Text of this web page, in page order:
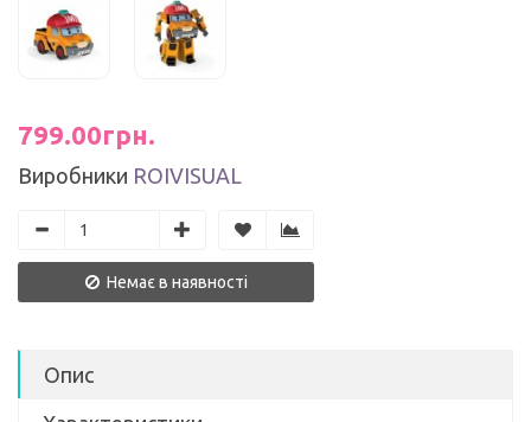
799.00грн.
Виробники ROIVISUAL
Немає в наявності
Опис